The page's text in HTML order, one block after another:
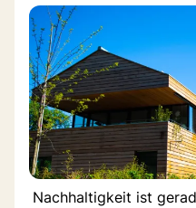
Nachhaltigkeit ist